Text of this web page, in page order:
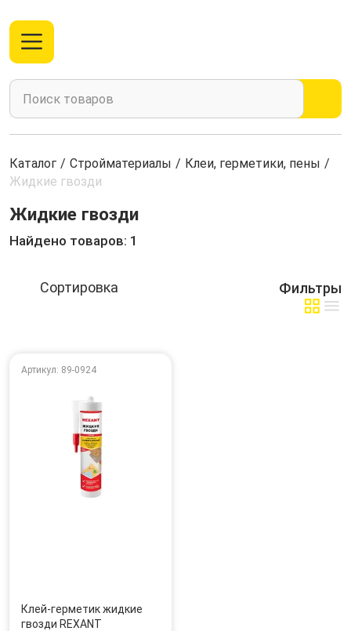
Каталог / Стройматериалы / Клеи, герметики, пены /
Жидкие гвозди
Жидкие гвозди
Найдено товаров: 1
Фильтры
Артикул: 89-0924
Клей-герметик жидкие
гвозди REXANT